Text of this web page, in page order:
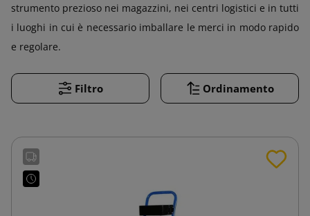
strumento prezioso nei magazzini, nei centri logistici e in tutti
i luoghi in cui è necessario imballare le merci in modo rapido
e regolare.
Filtro Ordinamento